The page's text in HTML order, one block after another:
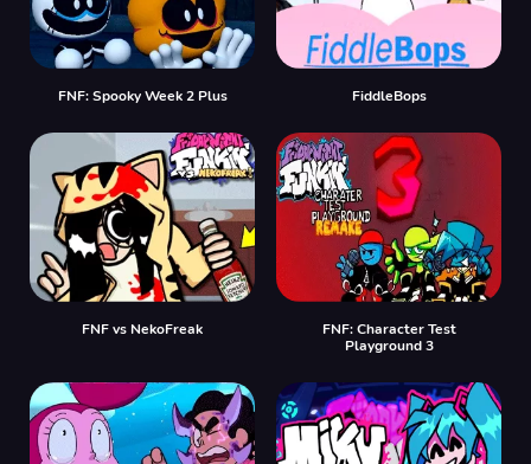
FNF: Spooky Week 2 Plus FiddleBops
FNF vs NekoFreak
FNF: Character Test
Playground 3